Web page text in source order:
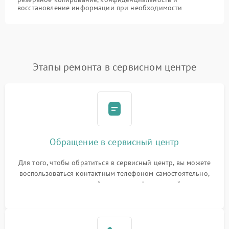
восстановление информации при необходимости
Этапы ремонта в сервисном центре
Обращение в сервисный центр
Для того, чтобы обратиться в сервисный центр, вы можете
воспользоваться контактным телефоном самостоятельно,
или оставить свой номер телефона на сайте